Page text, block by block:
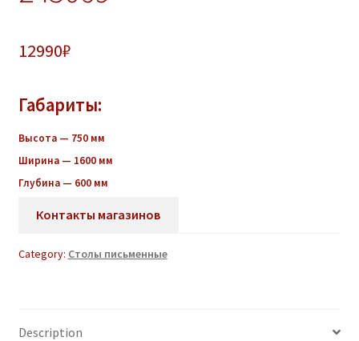
12990₽
Габариты:
Высота — 750 мм
Ширина — 1600 мм
Глубина — 600 мм
Контакты магазинов
Category: Столы письменные
Description